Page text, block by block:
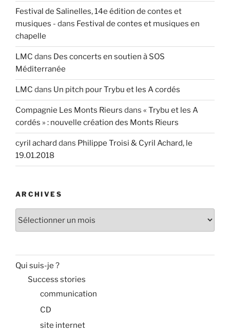
Festival de Salinelles, 14e édition de contes et
musiques - dans Festival de contes et musiques en
chapelle
LMC dans Des concerts en soutien à SOS
Méditerranée
LMC dans Un pitch pour Trybu et les A cordés
Compagnie Les Monts Rieurs dans « Trybu et les A
cordés » : nouvelle création des Monts Rieurs
cyril achard dans Philippe Troisi & Cyril Achard, le
19.01.2018
ARCHIVES
Qui suis-je ?
Success stories
communication
CD
site internet